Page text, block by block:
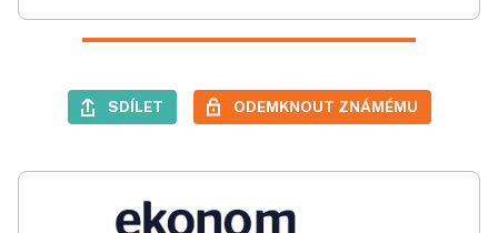
SDÍLET ODEMKNOUT ZNÁMÉMU